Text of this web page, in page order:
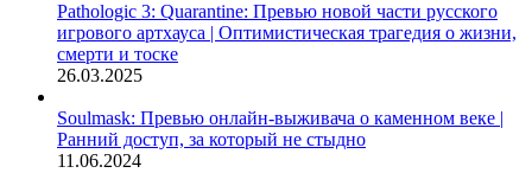
Pathologic 3: Quarantine: Превью новой части русского
игрового артхауса | Оптимистическая трагедия о жизни,
смерти и тоске
26.03.2025
Soulmask: Превью онлайн-выживача о каменном веке |
Ранний доступ, за который не стыдно
11.06.2024